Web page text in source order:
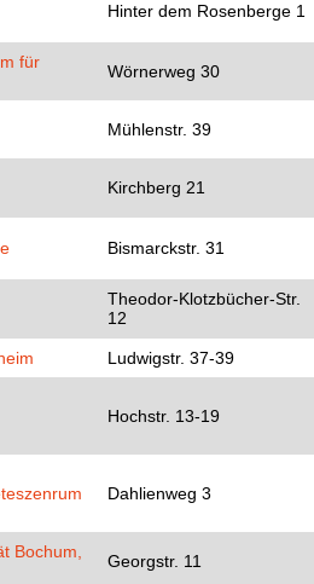
Hinter dem Rosenberge 1
für
Wörnerweg 30
Mühlenstr. 39
Kirchberg 21
Bismarckstr. 31
Theodor-Klotzbücher-Str.
12
Ludwigstr. 37-39
Hochstr. 13-19
Dahlienweg 3
Bochum,
Georgstr. 11